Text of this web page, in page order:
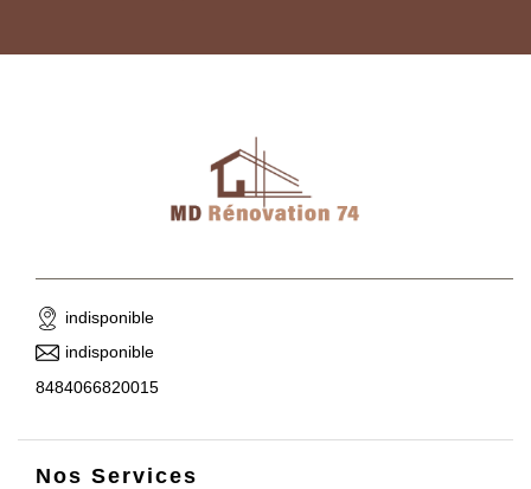
indisponible
indisponible
8484066820015
Nos Services